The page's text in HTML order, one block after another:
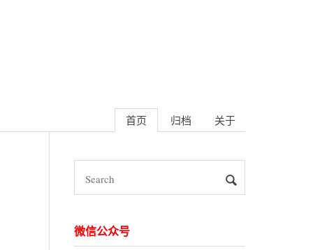
首页 归档 关于
微信公众号